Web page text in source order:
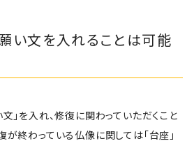
い文を入れることは可能
」を入れ、修復に関わっていただくこと
が終わっている仏像に関しては「台座」